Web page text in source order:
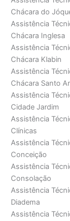
Chácara do
Assistência
Chácara Inglesa
Assistência
Chácara Klabin
Assistência
Chácara Santo
Assistência
Cidade Jardim
Assistência
Clínicas
Assistência
Conceição
Assistência
Consolação
Assistência
Diadema
Assistência